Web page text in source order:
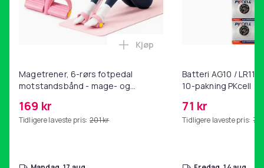
Magetrener, 6-rørs fotpedal
motstandsbånd - mage- og
hjemmegymnastikk Pink
169 kr
Tidligere laveste pris: 201 kr
Legg Magetrener, 6-rørs
Kjøp
Batteri AG10 /
10-pakning PKcell
71 kr
Tidligere laveste pris: 76